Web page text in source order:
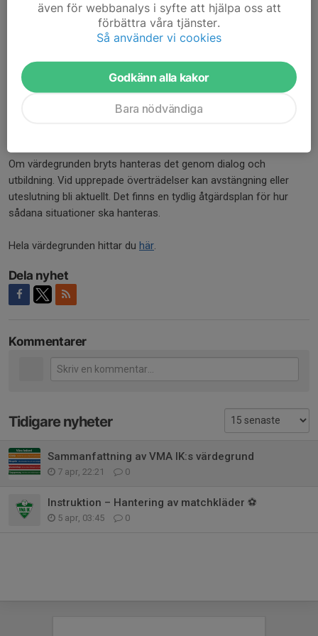
respektera föreningens regler.
Barn- och ungdomsverksamheten ska vara rolig, inkluderande
och anpassad efter individens utveckling.
Om värdegrunden bryts hanteras det genom dialog och
utbildning. Vid upprepade överträdelser kan avstängning eller
uteslutning bli aktuellt. Det finns en tydlig åtgärdsplan för hur
sådana situationer ska hanteras.
Hela värdegrunden hittar du här.
Dela nyhet
Kommentarer
Tidigare nyheter
Sammanfattning av VMA IK:s värdegrund
7 apr, 22:21 0
Instruktion – Hantering av matchkläder ⚽
5 apr, 03:45 0
även för webbanalys i syfte att hjälpa oss att
förbättra våra tjänster.
Så använder vi cookies
Godkänn alla kakor
Bara nödvändiga